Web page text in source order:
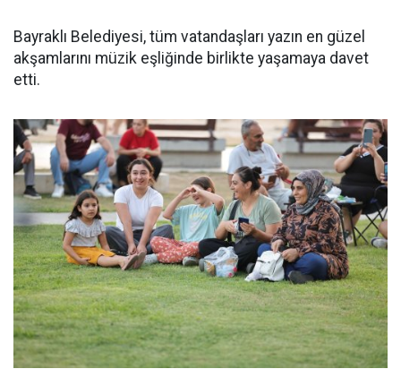
Bayraklı Belediyesi, tüm vatandaşları yazın en güzel
akşamlarını müzik eşliğinde birlikte yaşamaya davet
etti.